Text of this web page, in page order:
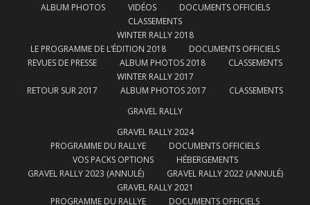
ALBUM PHOTOS
VIDÉOS
DOCUMENTS OFFICIELS
CLASSEMENTS
WINTER RALLY 2018
LE PROGRAMME DE L’ÉDITION 2018
DOCUMENTS OFFICIELS
REVUES DE PRESSE
ALBUM PHOTOS 2018
CLASSEMENTS
WINTER RALLY 2017
RETOUR SUR 2017
ALBUM PHOTOS 2017
CLASSEMENTS
GRAVEL RALLY
GRAVEL RALLY 2024
PROGRAMME DU RALLYE
DOCUMENTS OFFICIELS
VOS PACKS OPTIONS
HÉBERGEMENTS
GRAVEL RALLY 2023 (ANNULÉ)
GRAVEL RALLY 2022 (ANNULÉ)
GRAVEL RALLY 2021
PROGRAMME DU RALLYE
DOCUMENTS OFFICIELS